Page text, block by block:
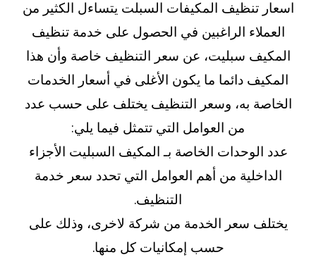
اسعار تنظيف المكيفات السبلت يتساءل الكثير من
العملاء الراغبين في الحصول على خدمة تنظيف
المكيف سبليت، عن سعر التنظيف خاصة وأن هذا
المكيف دائما ما يكون الأغلى في أسعار الخدمات
الخاصة به، وسعر التنظيف يختلف على حسب عدد
من العوامل التي تتمثل فيما يلي:
عدد الوحدات الخاصة بـ المكيف السبليت الأجزاء
الداخلية من أهم العوامل التي تحدد سعر خدمة
التنظيف.
يختلف سعر الخدمة من شركة لاخرى، وذلك على
حسب إمكانيات كل منها.